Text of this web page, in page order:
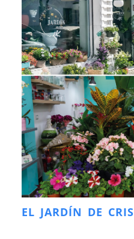
EL JARDÍN DE CRIS